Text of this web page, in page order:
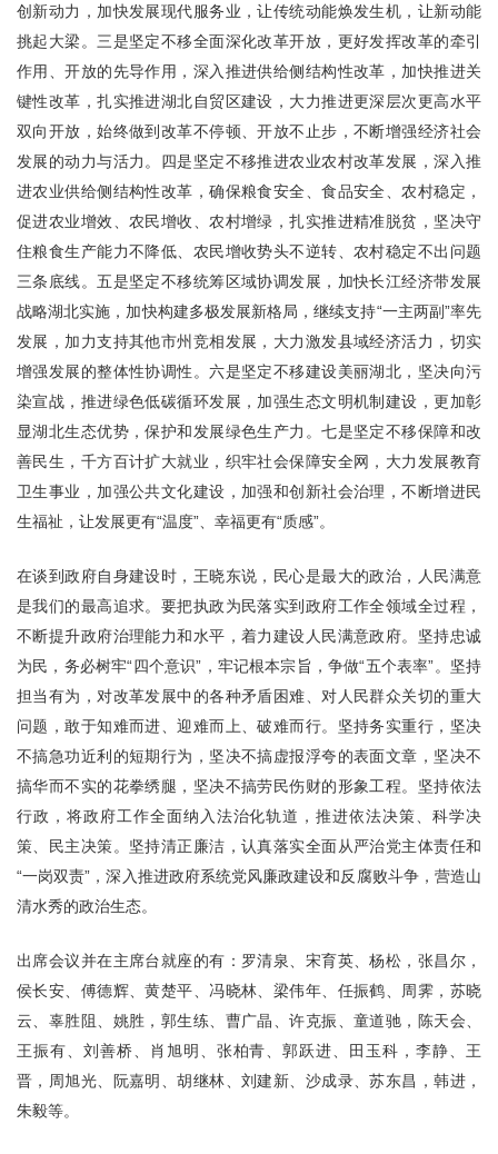
创新动力，加快发展现代服务业，让传统动能焕发生机，让新动能
挑起大梁。三是坚定不移全面深化改革开放，更好发挥改革的牵引
作用、开放的先导作用，深入推进供给侧结构性改革，加快推进关
键性改革，扎实推进湖北自贸区建设，大力推进更深层次更高水平
双向开放，始终做到改革不停顿、开放不止步，不断增强经济社会
发展的动力与活力。四是坚定不移推进农业农村改革发展，深入推
进农业供给侧结构性改革，确保粮食安全、食品安全、农村稳定，
促进农业增效、农民增收、农村增绿，扎实推进精准脱贫，坚决守
住粮食生产能力不降低、农民增收势头不逆转、农村稳定不出问题
三条底线。五是坚定不移统筹区域协调发展，加快长江经济带发展
战略湖北实施，加快构建多极发展新格局，继续支持“一主两副”率先
发展，加力支持其他市州竞相发展，大力激发县域经济活力，切实
增强发展的整体性协调性。六是坚定不移建设美丽湖北，坚决向污
染宣战，推进绿色低碳循环发展，加强生态文明机制建设，更加彰
显湖北生态优势，保护和发展绿色生产力。七是坚定不移保障和改
善民生，千方百计扩大就业，织牢社会保障安全网，大力发展教育
卫生事业，加强公共文化建设，加强和创新社会治理，不断增进民
生福祉，让发展更有“温度”、幸福更有“质感”。
在谈到政府自身建设时，王晓东说，民心是最大的政治，人民满意
是我们的最高追求。要把执政为民落实到政府工作全领域全过程，
不断提升政府治理能力和水平，着力建设人民满意政府。坚持忠诚
为民，务必树牢“四个意识”，牢记根本宗旨，争做“五个表率”。坚持
担当有为，对改革发展中的各种矛盾困难、对人民群众关切的重大
问题，敢于知难而进、迎难而上、破难而行。坚持务实重行，坚决
不搞急功近利的短期行为，坚决不搞虚报浮夸的表面文章，坚决不
搞华而不实的花拳绣腿，坚决不搞劳民伤财的形象工程。坚持依法
行政，将政府工作全面纳入法治化轨道，推进依法决策、科学决
策、民主决策。坚持清正廉洁，认真落实全面从严治党主体责任和
“一岗双责”，深入推进政府系统党风廉政建设和反腐败斗争，营造山
清水秀的政治生态。
出席会议并在主席台就座的有：罗清泉、宋育英、杨松，张昌尔，
侯长安、傅德辉、黄楚平、冯晓林、梁伟年、任振鹤、周霁，苏晓
云、辜胜阻、姚胜，郭生练、曹广晶、许克振、童道驰，陈天会、
王振有、刘善桥、肖旭明、张柏青、郭跃进、田玉科，李静、王
晋，周旭光、阮嘉明、胡继林、刘建新、沙成录、苏东昌，韩进，
朱毅等。